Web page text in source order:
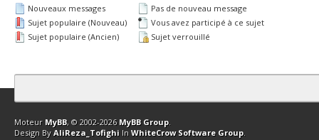
Nouveaux messages
Sujet populaire (Nouveau)
Sujet populaire (Ancien)
Pas de nouveau message
Vous avez participé à ce sujet
Sujet verrouillé
Contact Club Affiliation Retourner en haut Version bas-débit
Moteur MyBB, © 2002-2026 MyBB Group.
Design By AliReza_Tofighi In WhiteCrow Software Group.